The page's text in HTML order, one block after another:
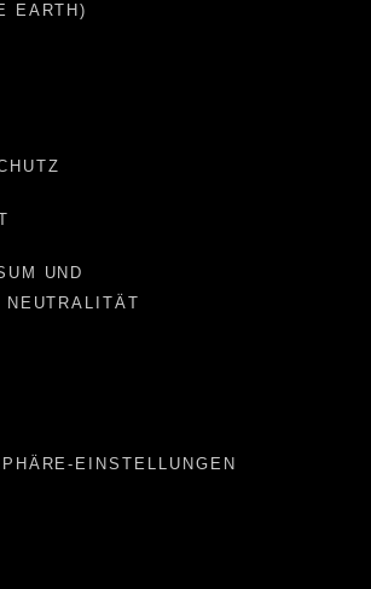
EARTH)
UND
NEUTRALITÄT
EINSTELLUNGEN